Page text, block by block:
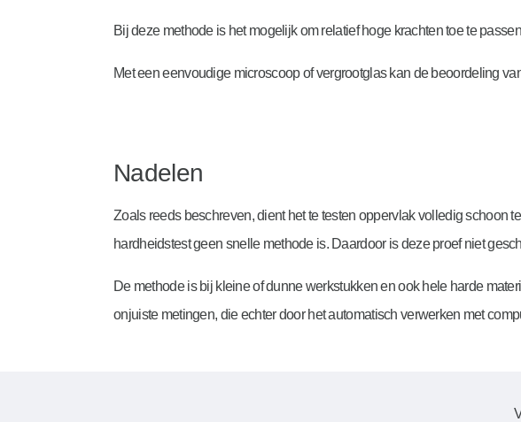
Bij deze methode is het mogelijk om relatief hoge krachten toe te
Met een eenvoudige microscoop of vergrootglas kan de beoordeling
Nadelen
Zoals reeds beschreven, dient het te testen oppervlak volledig schoon
hardheidstest geen snelle methode is. Daardoor is deze proef niet
De methode is bij kleine of dunne werkstukken en ook hele harde
onjuiste metingen, die echter door het automatisch verwerken met